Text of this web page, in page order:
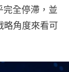
全停滯，並
略角度來看可